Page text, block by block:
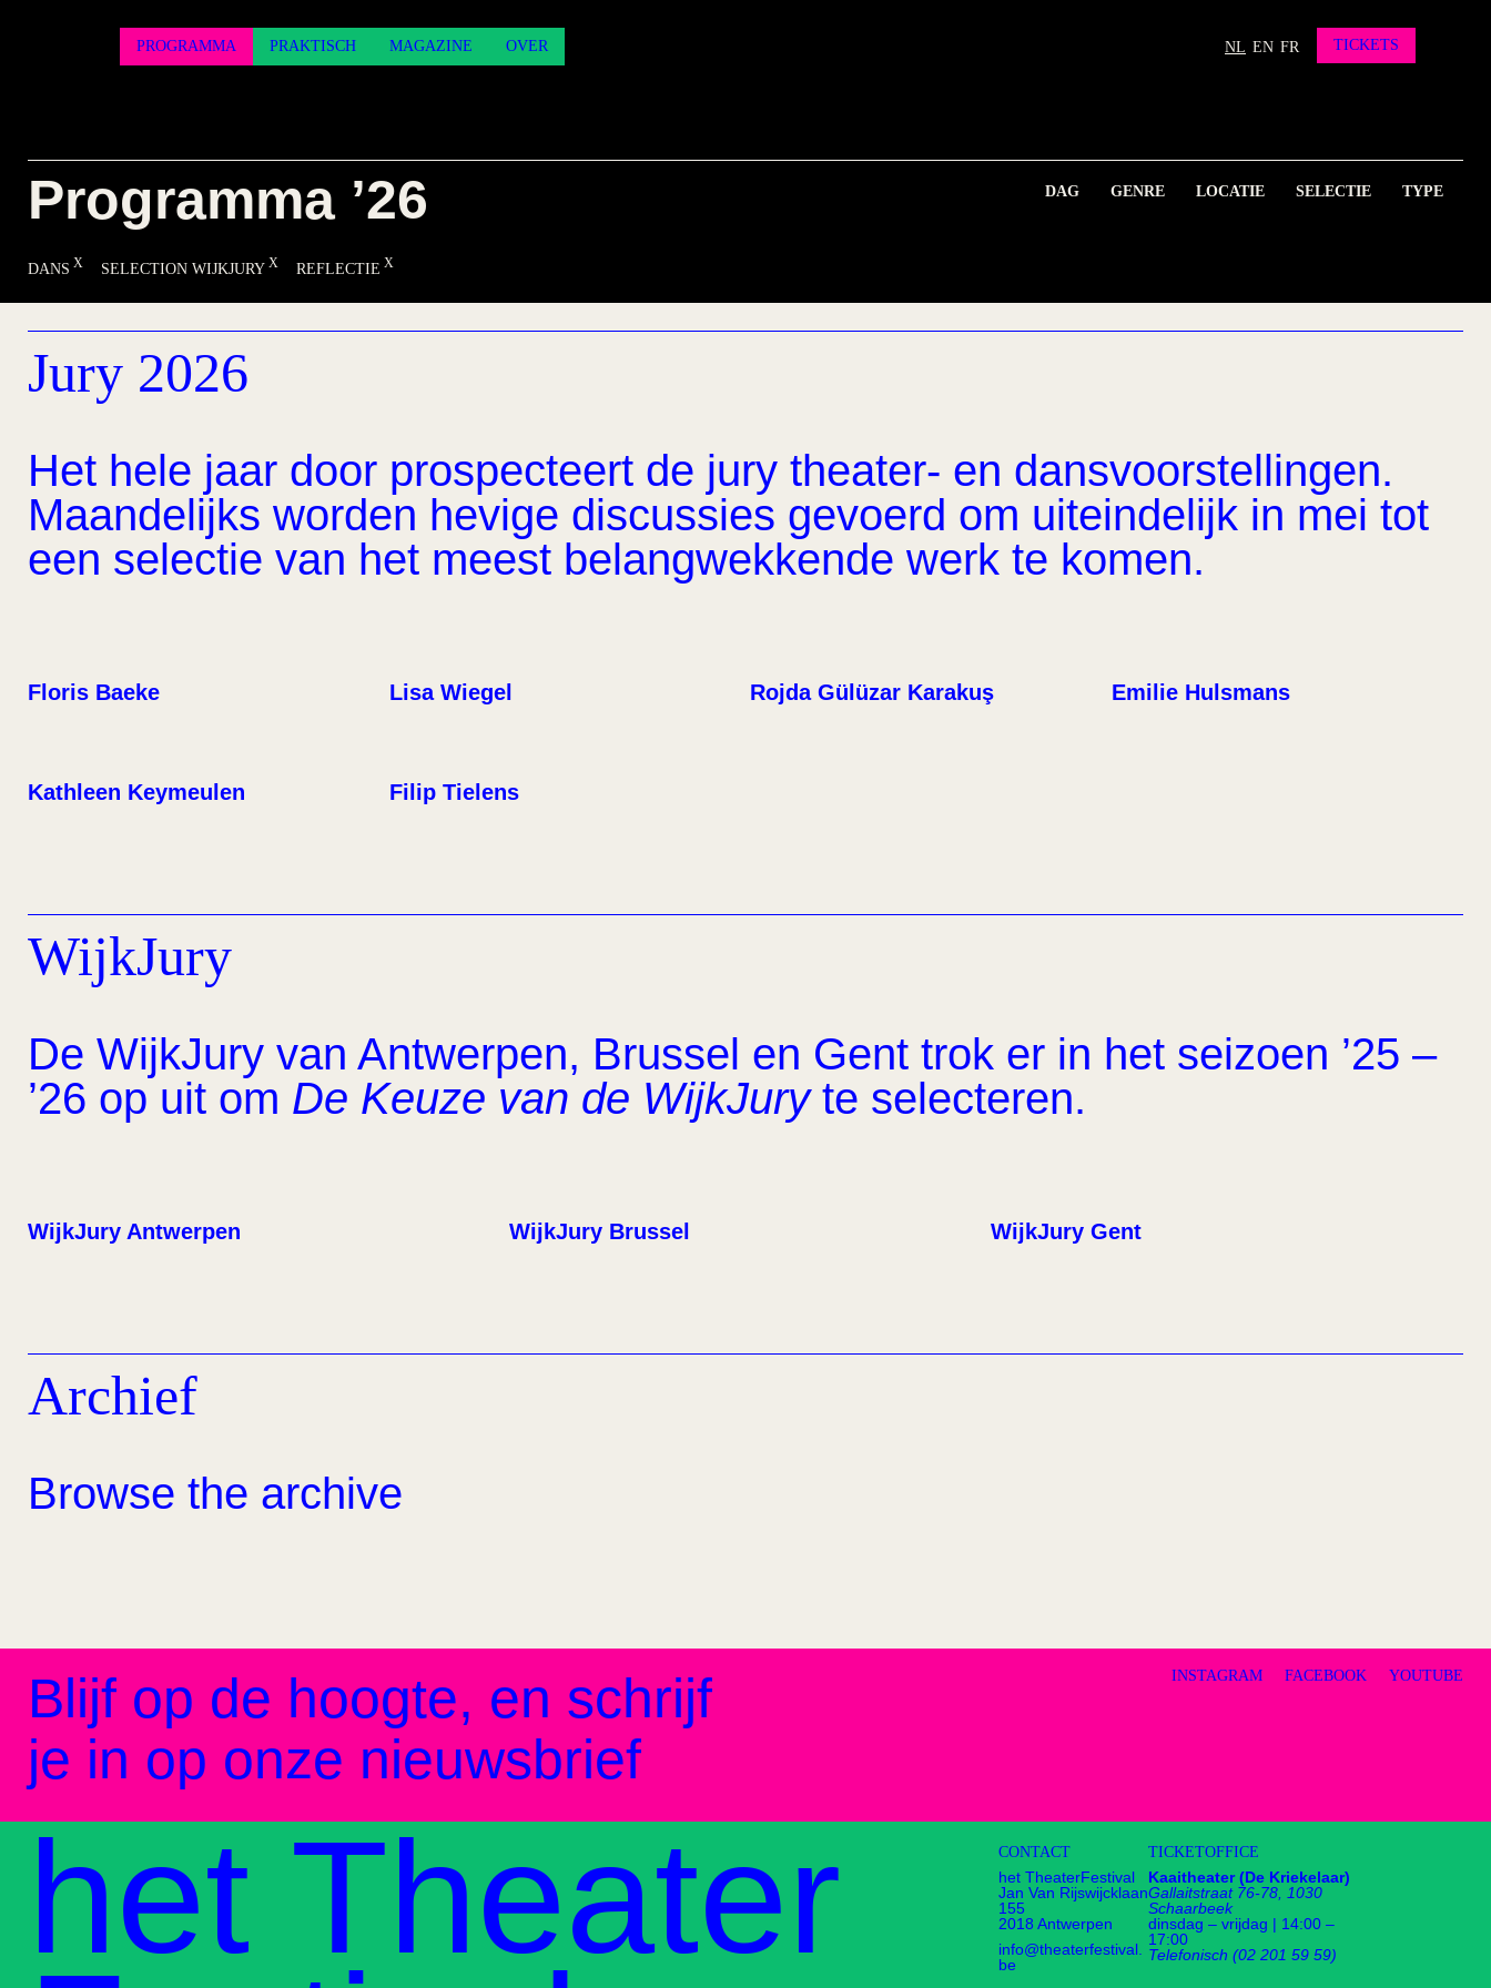
NL EN FR
PROGRAMMA PRAKTISCH MAGAZINE OVER TICKETS
Programma ’26 DAG GENRE LOCATIE SELECTIE TYPE
DANS SELECTION WIJKJURY REFLECTIE
Jury 2026
Het hele jaar door prospecteert de jury theater- en dansvoorstellingen.
Maandelijks worden hevige discussies gevoerd om uiteindelijk in mei tot
een selectie van het meest belangwekkende werk te komen.
Floris Baeke Lisa Wiegel Rojda Gülüzar Karakuş Emilie Hulsmans
Kathleen Keymeulen Filip Tielens
WijkJury
De WijkJury van Antwerpen, Brussel en Gent trok er in het seizoen ’25 –
’26 op uit om De Keuze van de WijkJuryte selecteren.
WijkJury Antwerpen WijkJury Brussel WijkJury Gent
Archief
Browse the archive
Blijf op de hoogte, en schrijf
je in op onze nieuwsbrief
INSTAGRAM FACEBOOK YOUTUBE
het Theater CONTACT
het TheaterFestival
Jan Van Rijswijcklaan
155
2018 Antwerpen
info@theaterfestival.
be
TICKETOFFICE
Kaaitheater (De Kriekelaar)
Gallaitstraat 76-78, 1030
Schaarbeek
dinsdag – vrijdag | 14:00 –
17:00
Telefonisch (02 201 59 59)